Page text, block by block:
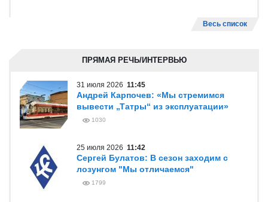
Весь список
ПРЯМАЯ РЕЧЬ/ИНТЕРВЬЮ
31 июля 2026 11:45
Андрей Карпочев: «Мы стремимся
вывести „Татры“ из эксплуатации»
1030
25 июля 2026 11:42
Сергей Булатов: В сезон заходим с
лозунгом "Мы отличаемся"
1799